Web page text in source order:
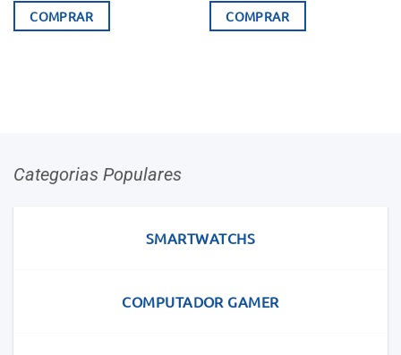
original
era:
COMPRAR COMPRAR
Categorias Populares
SMARTWATCHS
COMPUTADOR GAMER